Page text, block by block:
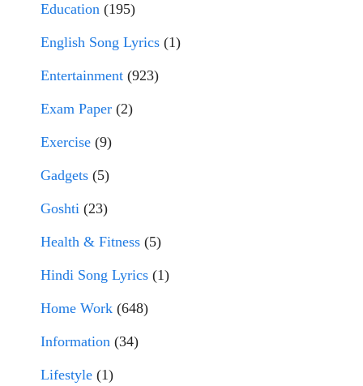
Education (195)
English Song Lyrics (1)
Entertainment (923)
Exam Paper (2)
Exercise (9)
Gadgets (5)
Goshti (23)
Health & Fitness (5)
Hindi Song Lyrics (1)
Home Work (648)
Information (34)
Lifestyle (1)